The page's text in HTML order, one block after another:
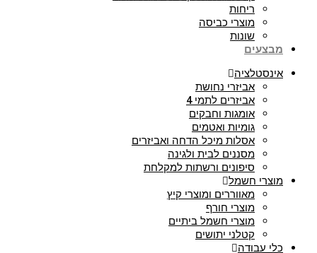
ריחות
מוצרי כביסה
שונות
מבצעים
אינסטלציה
אביזרי נחושת
אביזרים לתמי 4
אומגות וחבקים
גומיות ואטמים
אסלות מיכל הדחה ואביזרים
מסננים לבית ולגינה
סיפונים ורשתות למקלחת
מוצרי חשמל
מאווררים ומוצרי קיץ
מוצרי חורף
מוצרי חשמל ביתיים
קטלני יתושים
כלי עבודה